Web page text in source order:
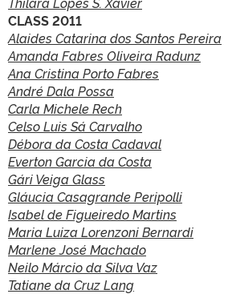
CLASS 2011
Alaides Catarina dos Santos Pereira
Amanda Fabres Oliveira Radunz
Ana Cristina Porto Fabres
André Dala Possa
Carla Michele Rech
Celso Luis Sá Carvalho
Débora da Costa Cadaval
Everton Garcia da Costa
Gári Veiga Glass
Gláucia Casagrande Peripolli
Isabel de Figueiredo Martins
Maria Luiza Lorenzoni Bernardi
Marlene José Machado
Neilo Márcio da Silva Vaz
Tatiane da Cruz Lang